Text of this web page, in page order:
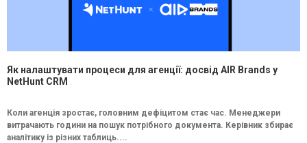
Як налаштувати процеси для агенції: досвід AIR Brands у
NetHunt CRM
Коли агенція зростає, головним дефіцитом стає час. Менеджери
витрачають години на пошук потрібного документа. Керівник збирає
аналітику із різних таблиць....